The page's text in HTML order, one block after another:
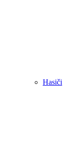
Hasiči